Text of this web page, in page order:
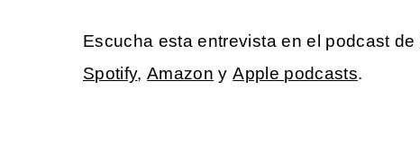
Escucha esta entrevista en el podcast de
Spotify,Amazon yApple podcasts.